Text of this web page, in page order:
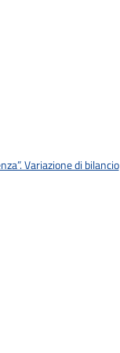
Variazione di bilancio